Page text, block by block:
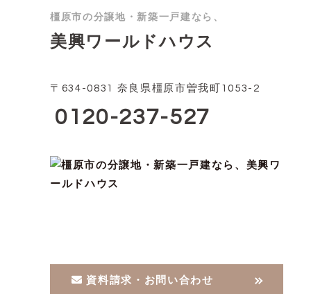
橿原市の分譲地・新築一戸建なら、
美興ワールドハウス
〒634-0831 奈良県橿原市曽我町1053-2
0120-237-527
資料請求・お問い合わせ